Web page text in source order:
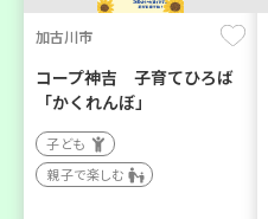
加古川市
コープ神吉 子育てひろば
「かくれんぼ」
子ども
親子で楽しむ